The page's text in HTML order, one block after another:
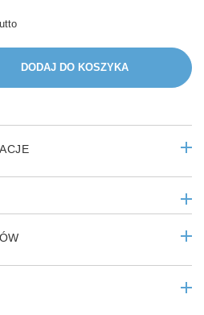
DODAJ DO KOSZYKA